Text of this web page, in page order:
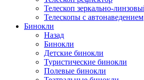
Телескоп зеркально-
Телескопы с автонаведением
Бинокли
Назад
Бинокли
Детские бинокли
Туристические бинокли
Полевые бинокли